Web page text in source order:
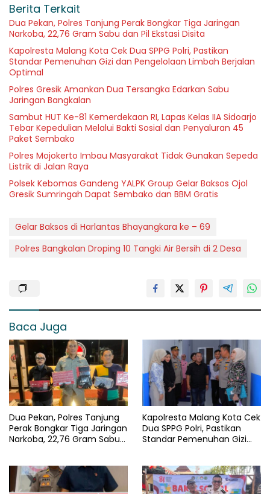
Berita Terkait
Dua Pekan, Polres Tanjung Perak Bongkar Tiga Jaringan
Narkoba, 22,76 Gram Sabu dan Pil Ekstasi Disita
Kapolresta Malang Kota Cek Dua SPPG Polri, Pastikan
Standar Pemenuhan Gizi dan Pengelolaan Limbah Berjalan
Optimal
Polres Gresik Amankan Dua Tersangka Edarkan Sabu
Jaringan Bangkalan
Sambut HUT Ke-81 Kemerdekaan RI, Lapas Kelas IIA Sidoarjo
Tebar Kepedulian Melalui Bakti Sosial dan Penyaluran 45
Paket Sembako
Polres Mojokerto Imbau Masyarakat Tidak Gunakan Sepeda
Listrik di Jalan Raya
Polsek Kebomas Gandeng YALPK Group Gelar Baksos Ojol
Gresik Sumringah Dapat Sembako dan BBM Gratis
Gelar Baksos di Harlantas Bhayangkara ke – 69
Polres Bangkalan Droping 10 Tangki Air Bersih di 2 Desa
Baca Juga
Dua Pekan, Polres Tanjung
Perak Bongkar Tiga Jaringan
Narkoba, 22,76 Gram Sabu
Kapolresta Malang Kota Cek
Dua SPPG Polri, Pastikan
Standar Pemenuhan Gizi